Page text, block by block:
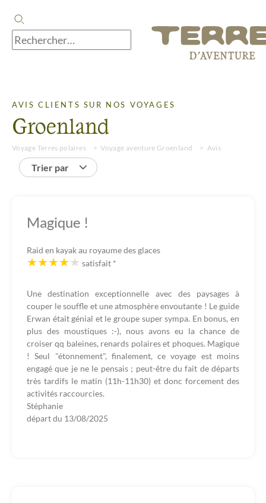
AVIS CLIENTS SUR NOS VOYAGES
Groenland
Voyage Terres polaires Voyage aventure Groenland Avis
Trier par
Magique !
Raid en kayak au royaume des glaces
satisfait *
Une destination exceptionnelle avec des paysages à
couper le souffle et une atmosphère envoutante ! Le guide
Erwan était génial et le groupe super sympa. En bonus, en
plus des moustiques :-), nous avons eu la chance de
croiser qq baleines, renards polaires et phoques. Magique
! Seul "étonnement", finalement, ce voyage est moins
engagé que je ne le pensais ; peut-être du fait de départs
très tardifs le matin (11h-11h30) et donc forcement des
activités raccourcies.
Stéphanie
départ du 13/08/2025